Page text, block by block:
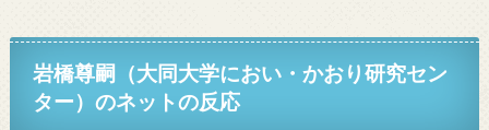
岩橋尊嗣（大同大学におい・かおり研究セン
ター）のネットの反応